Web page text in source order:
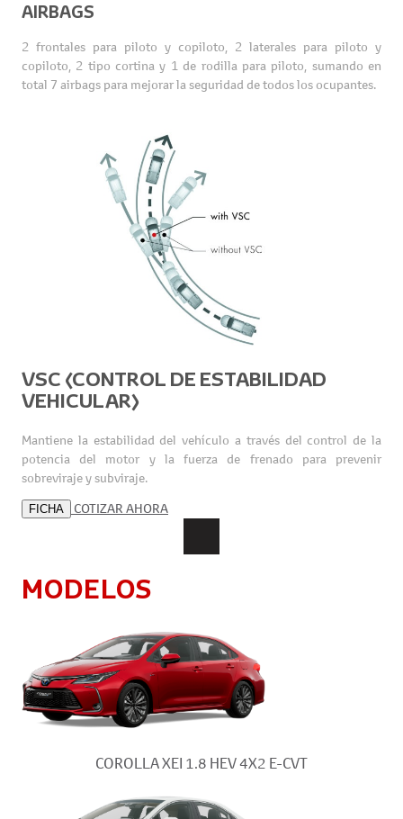
AIRBAGS
2 frontales para piloto y copiloto, 2 laterales para piloto y
copiloto, 2 tipo cortina y 1 de rodilla para piloto, sumando en
total 7 airbags para mejorar la seguridad de todos los ocupantes.
VSC (CONTROL DE ESTABILIDAD
VEHICULAR)
Mantiene la estabilidad del vehículo a través del control de la
potencia del motor y la fuerza de frenado para prevenir
sobreviraje y subviraje.
FICHA COTIZAR AHORA
MODELOS
COROLLA XEI 1.8 HEV 4X2 E-CVT